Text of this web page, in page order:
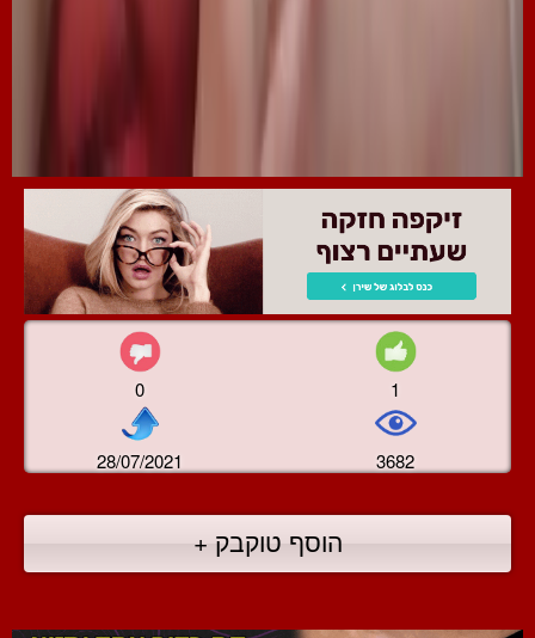
0 1
28/07/2021 3682
הוסף טוקבק +